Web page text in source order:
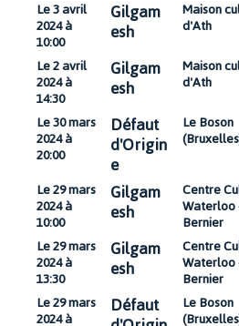
Le 3 avril
2024 à
10:00
Gilgam
esh
Maison
d'Ath
Le 2 avril
2024 à
14:30
Gilgam
esh
Maison
d'Ath
Le 30 mars
2024 à
20:00
Défaut
d'Origin
e
Le Boson
Le 29 mars
2024 à
10:00
Gilgam
esh
Centre
Waterloo
Bernier
Le 29 mars
2024 à
13:30
Gilgam
esh
Centre
Waterloo
Bernier
Le 29 mars
2024 à Défaut Le Boson